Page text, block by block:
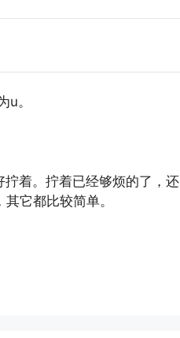
u。
着。拧着已经够烦的了，还
它都比较简单。